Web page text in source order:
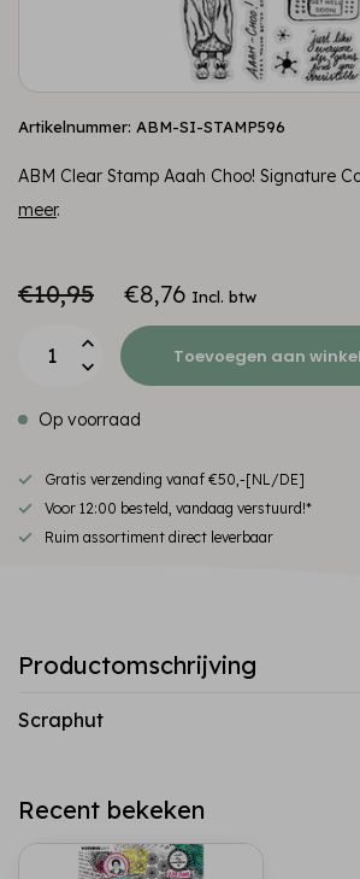
Artikelnummer: ABM-SI-STAMP596
ABM Clear Stamp Aaah Choo! Signature
meer.
€10,95 €8,76 Incl. btw
Toevoegen aan
Op voorraad
Gratis verzending vanaf €50,-[NL/DE]
Voor 12:00 besteld, vandaag verstuurd!*
Ruim assortiment direct leverbaar
Productomschrijving
Scraphut
Recent bekeken